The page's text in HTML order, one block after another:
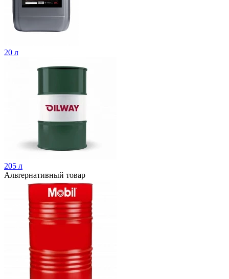
20 л
205 л
Альтернативный товар